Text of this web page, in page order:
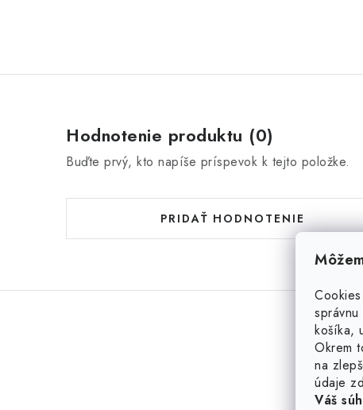
správnu
košíka,
Okrem
na
údaje
Váš
Hodnotenie produktu (0)
Buďte prvý, kto napíše príspevok k tejto položke.
PRIDAŤ HODNOTENIE